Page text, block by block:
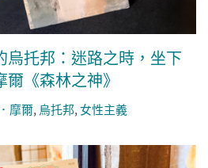
烏托邦：迷路之時，坐下
《森林之神》
摩爾, 烏托邦,女性主義